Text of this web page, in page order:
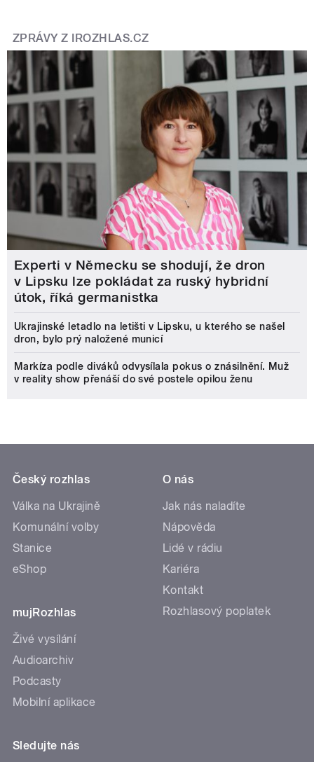
ZPRÁVY Z IROZHLAS.CZ
Experti v Německu se shodují, že dron
v Lipsku lze pokládat za ruský hybridní
útok, říká germanistka
Ukrajinské letadlo na letišti v Lipsku, u kterého se našel
dron, bylo prý naložené municí
Markíza podle diváků odvysílala pokus o znásilnění. Muž
v reality show přenáší do své postele opilou ženu
Český rozhlas
Válka na Ukrajině
Komunální volby
Stanice
eShop
mujRozhlas
Živé vysílání
Audioarchiv
Podcasty
Mobilní aplikace
O nás
Jak nás naladíte
Nápověda
Lidé v rádiu
Kariéra
Kontakt
Rozhlasový poplatek
Sledujte nás